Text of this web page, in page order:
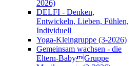
2026)
DELFI - Denken,
Entwickeln, Lieben, Fühlen,
Individuell
Yoga-Kleingruppe (3-2026)
Gemeinsam wachsen - die
Eltern-BabyGruppe